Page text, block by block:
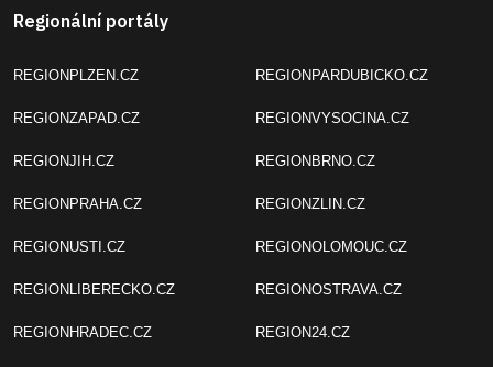
Regionální portály
REGIONPLZEN.CZ
REGIONZAPAD.CZ
REGIONJIH.CZ
REGIONPRAHA.CZ
REGIONUSTI.CZ
REGIONLIBERECKO.CZ
REGIONHRADEC.CZ
REGIONPARDUBICKO.CZ
REGIONVYSOCINA.CZ
REGIONBRNO.CZ
REGIONZLIN.CZ
REGIONOLOMOUC.CZ
REGIONOSTRAVA.CZ
REGION24.CZ